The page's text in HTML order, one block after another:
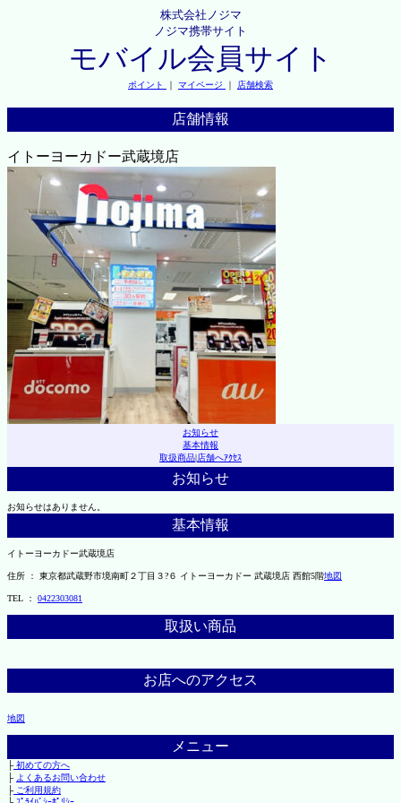
株式会社ノジマ
ノジマ携帯サイト
モバイル会員サイト
ポイント ｜ マイページ ｜ 店舗検索
店舗情報
イトーヨーカドー武蔵境店
お知らせ
基本情報
取扱商品|店舗へｱｸｾｽ
お知らせ
お知らせはありません。
基本情報
イトーヨーカドー武蔵境店
住所 ： 東京都武蔵野市境南町２丁目３?６ イトーヨーカドー 武蔵境店 西館5階地図
TEL ： 0422303081
取扱い商品
お店へのアクセス
地図
メニュー
├初めての方へ
├ よくあるお問い合わせ
├ご利用規約